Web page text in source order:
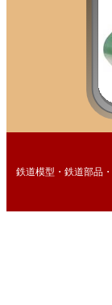
鉄道模型・鉄道部品